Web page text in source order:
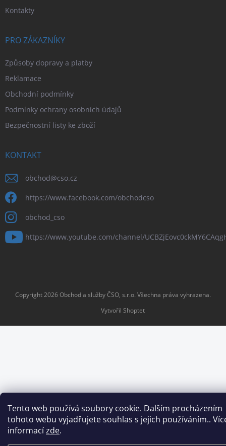
Tento web používá soubory cookie. Dalším procházením
tohoto webu vyjadřujete souhlas s jejich používáním..
informacízde.
Kontakty
PRO ZÁKAZNÍKY
Způsoby dopravy a platby
Reklamace
Obchodní podmínky
Podmínky ochrany osobních údajů
Bezpečnostní listy ke zboží
KONTAKT
obchod@cso.cz
https://www.facebook.com/obchodcso
obchod_cso
https://www.youtube.com/channel/
Vytvořil Shoptet
Copyright 2026Obchod a služby ČSO, s.r.o. Všechna práva vyhrazena.